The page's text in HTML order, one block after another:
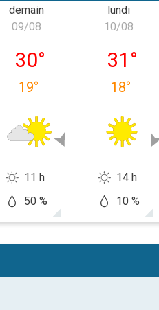
demain
dimanche 09/08
09/08
30°
19°
11 h
50 %
lundi
lundi 10/
10/08
31 °
18°
14 h
10 %